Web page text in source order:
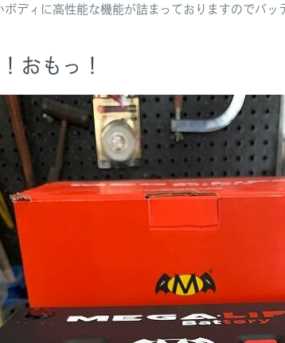
ディに高性能な機能が詰まっておりますのでバッ
おもっ！